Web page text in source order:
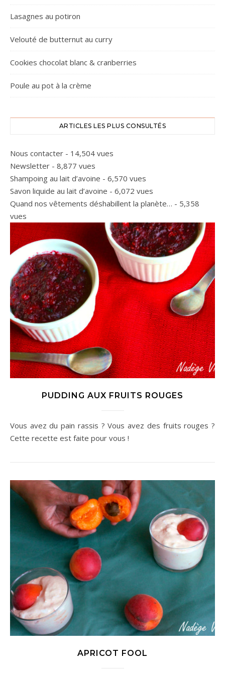
Lasagnes au potiron
Velouté de butternut au curry
Cookies chocolat blanc & cranberries
Poule au pot à la crème
ARTICLES LES PLUS CONSULTÉS
Nous contacter - 14,504 vues
Newsletter - 8,877 vues
Shampoing au lait d’avoine - 6,570 vues
Savon liquide au lait d’avoine - 6,072 vues
Quand nos vêtements déshabillent la planète… - 5,358
vues
PUDDING AUX FRUITS ROUGES
Vous avez du pain rassis ? Vous avez des fruits rouges ?
Cette recette est faite pour vous !
APRICOT FOOL